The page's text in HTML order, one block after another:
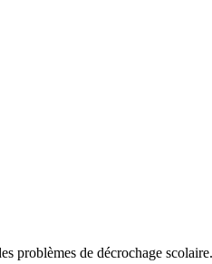
problèmes de décrochage scolaire.